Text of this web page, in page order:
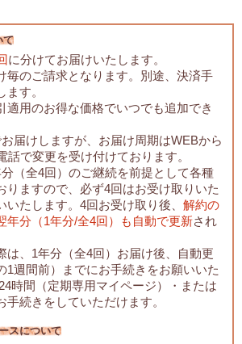
て
に分けてお届けいたします。
毎のご請求となります。別途、決済手
す。
用のお得な価格でいつでも追加でき
届けしますが、お届け周期はWEBから
話で変更を受け付けております。
（全4回）のご継続を前提として各種
りますので、必ず4回はお受け取りいた
いたします。4回お受け取り後、 解約の
年分（1年分/全4回）も自動で更新され
、1年分（全4回）お届け後、自動更
1週間前）までにお手続きをお願いいた
時間（定期専用マイページ）・または
手続きをしていただけます。
スについて